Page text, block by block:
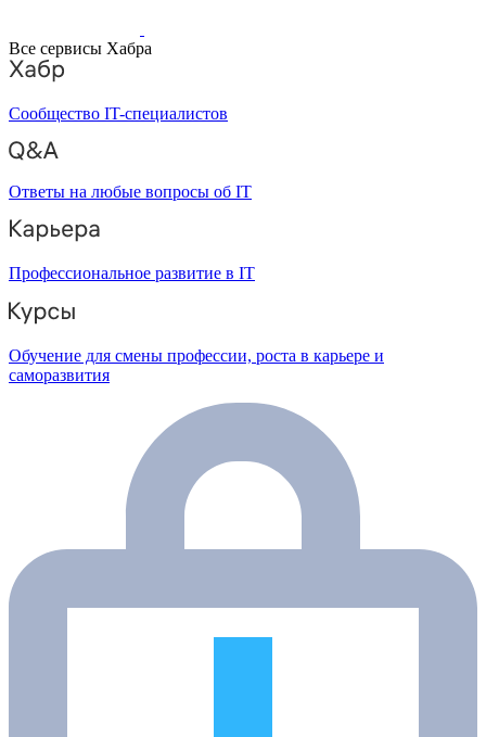
Все сервисы Хабра
Сообщество IT-специалистов
Ответы на любые вопросы об IT
Профессиональное развитие в IT
Обучение для смены профессии, роста в карьере и
саморазвития